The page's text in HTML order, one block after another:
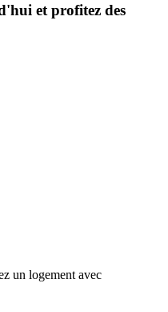
et profitez des
un logement avec